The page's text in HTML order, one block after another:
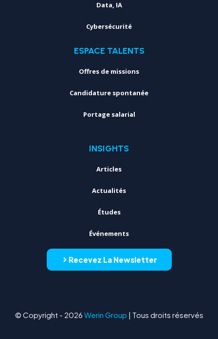
Data, IA
Cybersécurité
ESPACE TALENTS
Offres de missions
Candidature spontanée
Portage salarial
INSIGHTS
Articles
Actualités
Études
Événements
Recevez La Newsletter
© Copyright - 2026 Werin Group | Tous droits réservés